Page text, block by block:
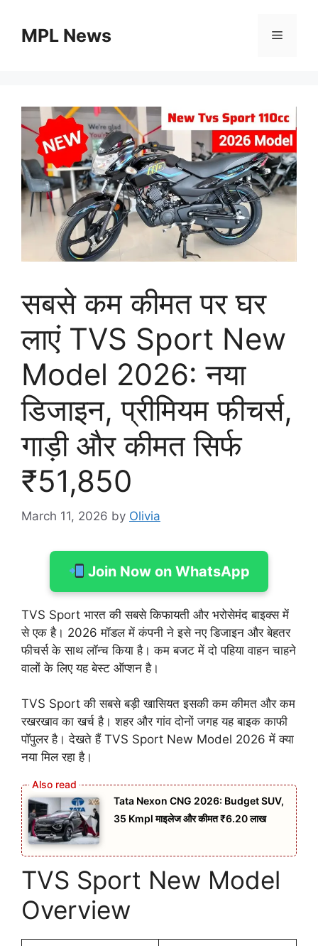
contentMPL News Menu
सबसे कम कीमत पर घर
लाएं TVS Sport New
Model 2026: नया
डिजाइन, प्रीमियम फीचर्स,
गाड़ी और कीमत सिर्फ
₹51,850
March 11, 2026 by Olivia
Join Now on WhatsApp
TVS Sport भारत की सबसे किफायती और भरोसेमंद बाइक्स में
से एक है। 2026 मॉडल में कंपनी ने इसे नए डिजाइन और बेहतर
फीचर्स के साथ लॉन्च किया है। कम बजट में दो पहिया वाहन चाहने
वालों के लिए यह बेस्ट ऑप्शन है।
TVS Sport की सबसे बड़ी खासियत इसकी कम कीमत और कम
रखरखाव का खर्च है। शहर और गांव दोनों जगह यह बाइक काफी
पॉपुलर है। देखते हैं TVS Sport New Model 2026 में क्या
नया मिल रहा है।
Tata Nexon CNG 2026: Budget SUV,
35 Kmpl माइलेज और कीमत ₹6.20 लाख
TVS Sport New Model
Overview